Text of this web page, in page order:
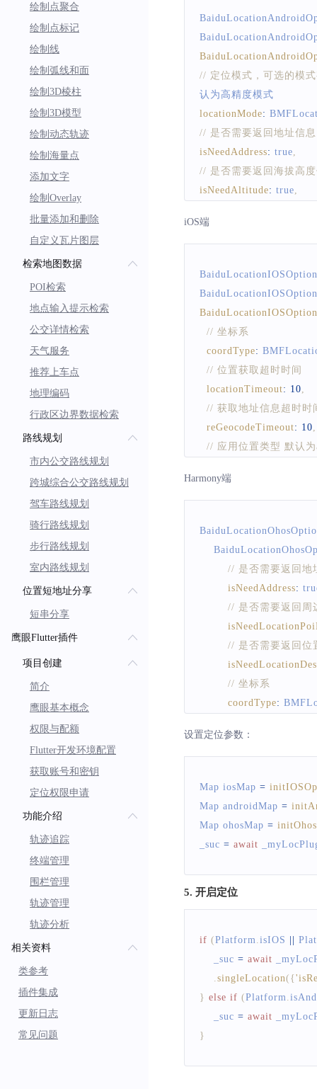
绘制点聚合
绘制点标记
绘制线
绘制弧线和面
绘制3D棱柱
绘制3D模型
绘制动态轨迹
绘制海量点
添加文字
绘制Overlay
批量添加和删除
自定义瓦片图层
检索地图数据
POI检索
地点输入提示检索
公交详情检索
天气服务
推荐上车点
地理编码
行政区边界数据检索
路线规划
市内公交路线规划
跨城综合公交路线规划
驾车路线规划
骑行路线规划
步行路线规划
室内路线规划
位置短地址分享
短串分享
鹰眼Flutter插件
项目创建
简介
鹰眼基本概念
权限与配额
Flutter开发环境配置
获取账号和密钥
定位权限申请
功能介绍
轨迹追踪
终端管理
围栏管理
轨迹管理
轨迹分析
相关资料
类参考
插件集成
更新日志
常见问题
// 定位模式，可选的模
认为高精度模式
locationMode:
// 是否需要返回地址信息
isNeedAddress: true
// 是否需要返回海拔高
isNeedAltitude: true
isNeedLocationPoiList
// 是否需要返回新版本
// 如果设置为0，则代表
scanspan
iOS端
BaiduLocationIOSOption
BaiduLocationIOSOption
BaiduLocationIOSOption
// 坐标系
coordType:
// 位置获取超时时间
locationTimeout: 10
// 获取地址信息超时时
reGeocodeTimeout: 10
// 应用位置类型 默认
BMFActivityType
// 设置预期精度参数 默
distanceFilter: 10,
);
Harmony端
// 是否需要返回地
isNeedAddress:
// 是否需要返回周
// 是否需要返回位
// 坐标系
coordType:
}
设置定位参数：
Map iosMap =
Map androidMap =
Map ohosMap =
_suc = await
5. 开启定位
if (Platform isIOS ||
    _suc
= await
singleLocation( {
} else if (Platform
    _suc
= await
}